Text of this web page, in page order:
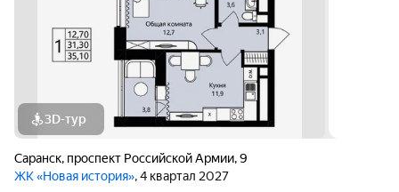
3D-тур
Саранск, проспект Российской Армии,9
ЖК «Новая история», 4 квартал 2027